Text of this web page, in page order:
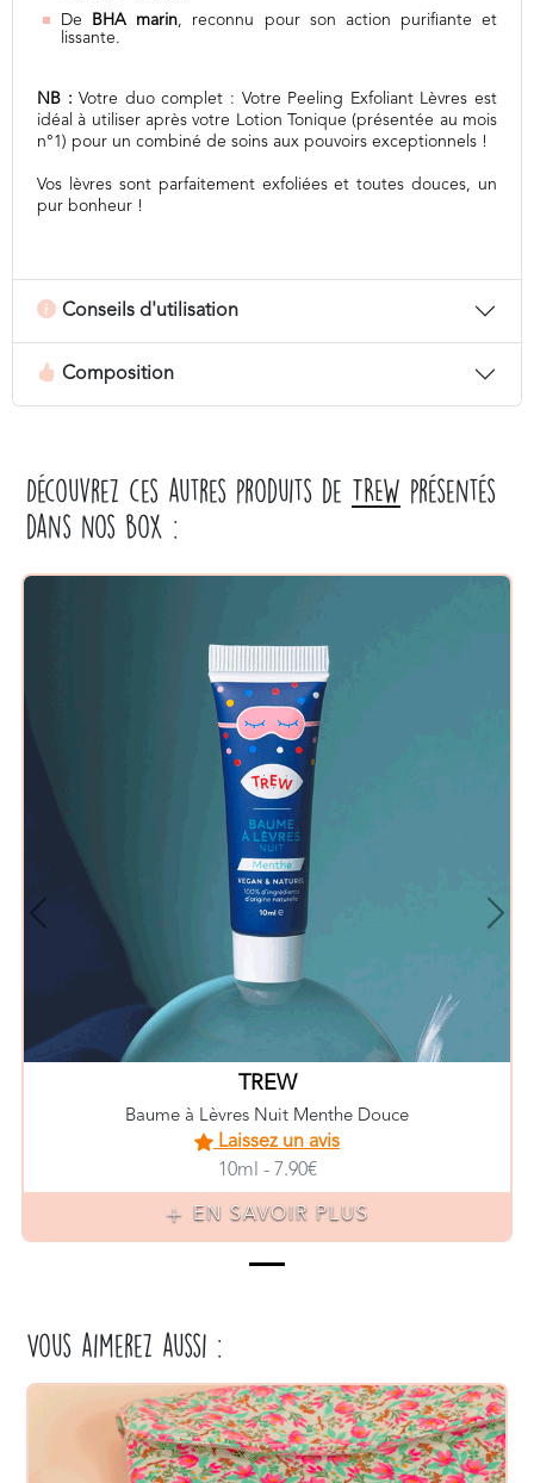
De
BHA marin, reconnu pour son action purifiante et
lissante.
NB : Votre duo complet : Votre Peeling Exfoliant Lèvres est
idéal à utiliser après votre Lotion Tonique (présentée au mois
n°1) pour un combiné de soins aux pouvoirs exceptionnels !
Vos lèvres sont parfaitement exfoliées et toutes douces, un
pur bonheur !
Conseils d'utilisation
Composition
Découvrez ces autres produits de TREW présentés
dans nos box :
TREW
Baume à Lèvres Nuit Menthe Douce
Laissez un avis
10ml - 7.90€
EN SAVOIR PLUS
Previous Next
Vous aimerez aussi :